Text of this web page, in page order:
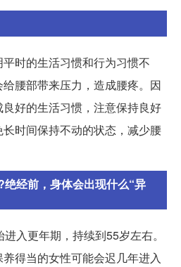
时的生活习惯和行为习惯不
腰部带来压力，造成腰疼。因
好的生活习惯，注意保持良好
时间保持不动的状态，减少腰
经前，身体会出现什么“异
入更年期，持续到55岁左右。
得当的女性可能会迟几年进入